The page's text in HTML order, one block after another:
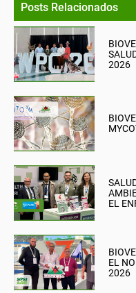
Posts Relacionados
2026
EL
EL
2026